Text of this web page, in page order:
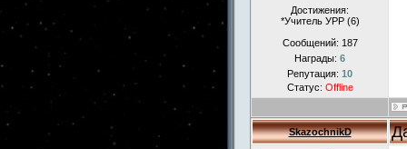
Достижения:
*Учитель УРР (6)
Сообщений: 187
Награды: 6
Репутация: 10
Статус: Offline
SkazochnikD